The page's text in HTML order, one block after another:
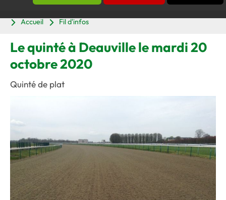
Accueil
Fil d'infos
Le quinté à Deauville le mardi 20
octobre 2020
Quinté de plat